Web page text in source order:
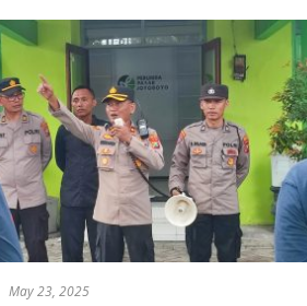
May 23, 2025